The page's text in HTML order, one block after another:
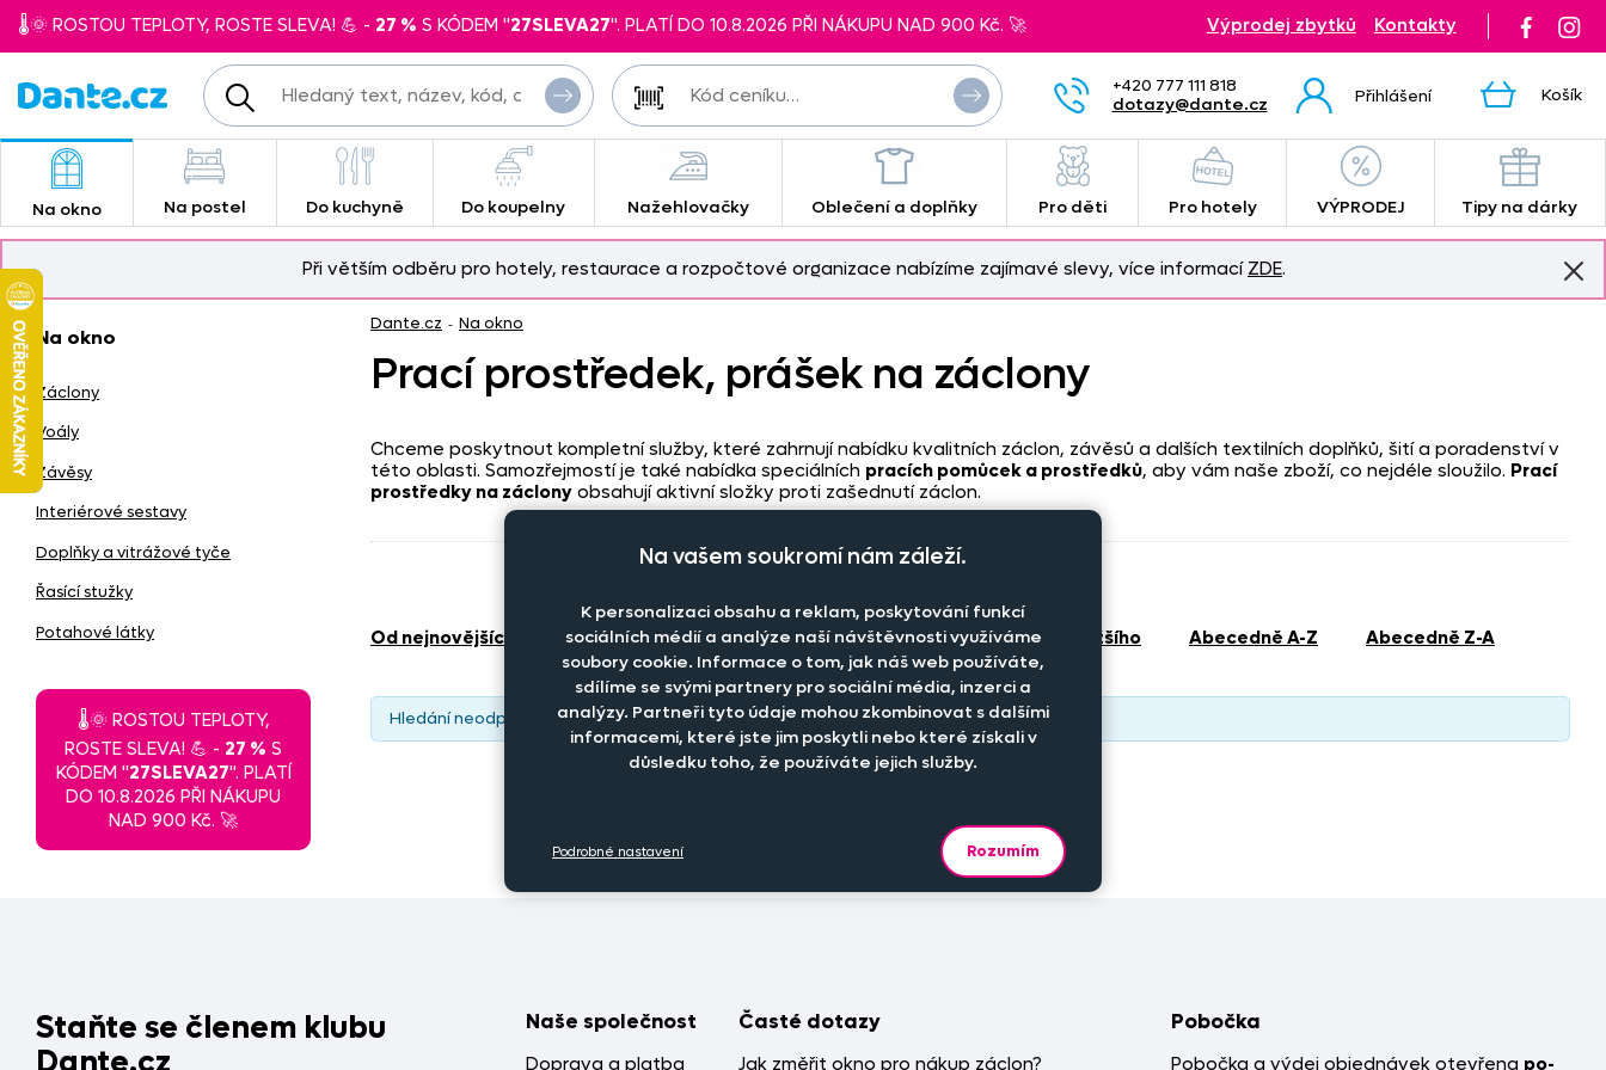
+420 777 111 818
dotazy@dante.cz
Přihlášení Košík
🌡️🌞 ROSTOU TEPLOTY, ROSTE SLEVA! 💪 - 27 % S KÓDEM "27SLEVA27". PLATÍ DO 10.8.2026 PŘI NÁKUPU NAD 900 Kč. 🚀 Výprodej zbytků Kontakty
Na okno Na postel Do kuchyně Do koupelny Nažehlovačky Oblečení a doplňky Pro děti Pro hotely VÝPRODEJ Tipy na dárky
Při větším odběru pro hotely, restaurace a rozpočtové organizace nabízíme zajímavé slevy, více informací ZDE.
Dante.cz - Na okno
Prací prostředek, prášek na záclony
Chceme poskytnout kompletní služby, které zahrnují nabídku kvalitních záclon, závěsů a dalších textilních doplňků, šití a poradenství v
této oblasti. Samozřejmostí je také nabídka speciálních pracích pomůcek a prostředků, aby vám naše zboží, co nejdéle sloužilo. Prací
prostředky na záclony obsahují aktivní složky proti zašednutí záclon.
Zobrazit více
od nejnovějších od nejprodávanějšího od nejlevnějšího od nejdražšího abecedně A-Z abecedně Z-A
Hledání neodpovídají žádné produkty
Na okno
Záclony
Voály
Závěsy
Interiérové sestavy
Doplňky a vitrážové tyče
Řasící stužky
Potahové látky
🌡️🌞 ROSTOU TEPLOTY,
ROSTE SLEVA! 💪 - 27 % S
KÓDEM "27SLEVA27". PLATÍ
DO 10.8.2026 PŘI NÁKUPU
NAD 900 Kč. 🚀
Staňte se členem klubu
Naše společnost
Doprava a platba
Časté dotazy
Jak změřit okno pro nákup záclon?
Pobočka
Pobočka a výdej objednávek otevřena po-
Na vašem soukromí nám záleží.
K personalizaci obsahu a reklam, poskytování funkcí
sociálních médií a analýze naší návštěvnosti využíváme
soubory cookie. Informace o tom, jak náš web používáte,
sdílíme se svými partnery pro sociální média, inzerci a
analýzy. Partneři tyto údaje mohou zkombinovat s dalšími
informacemi, které jste jim poskytli nebo které získali v
důsledku toho, že používáte jejich služby.
Rozumím
Podrobné nastavení